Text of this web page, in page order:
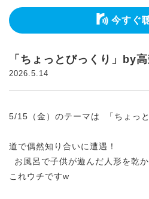
今すぐ
「ちょっとびっくり」by
2026.5.14
5/15（金）のテーマは 「ちょっ
道で偶然知り合いに遭遇！
お風呂で子供が遊んだ人形を乾
これウチですw